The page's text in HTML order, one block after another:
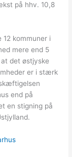
på hhv. 10,8
kommuner i
mere end 5
det østjyske
er i stærk
end på
en stigning på